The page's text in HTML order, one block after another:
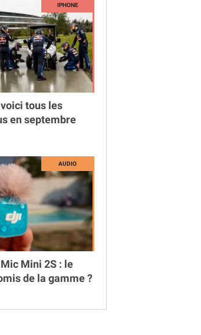
tous les
en septembre
Mini 2S : le
de la gamme ?